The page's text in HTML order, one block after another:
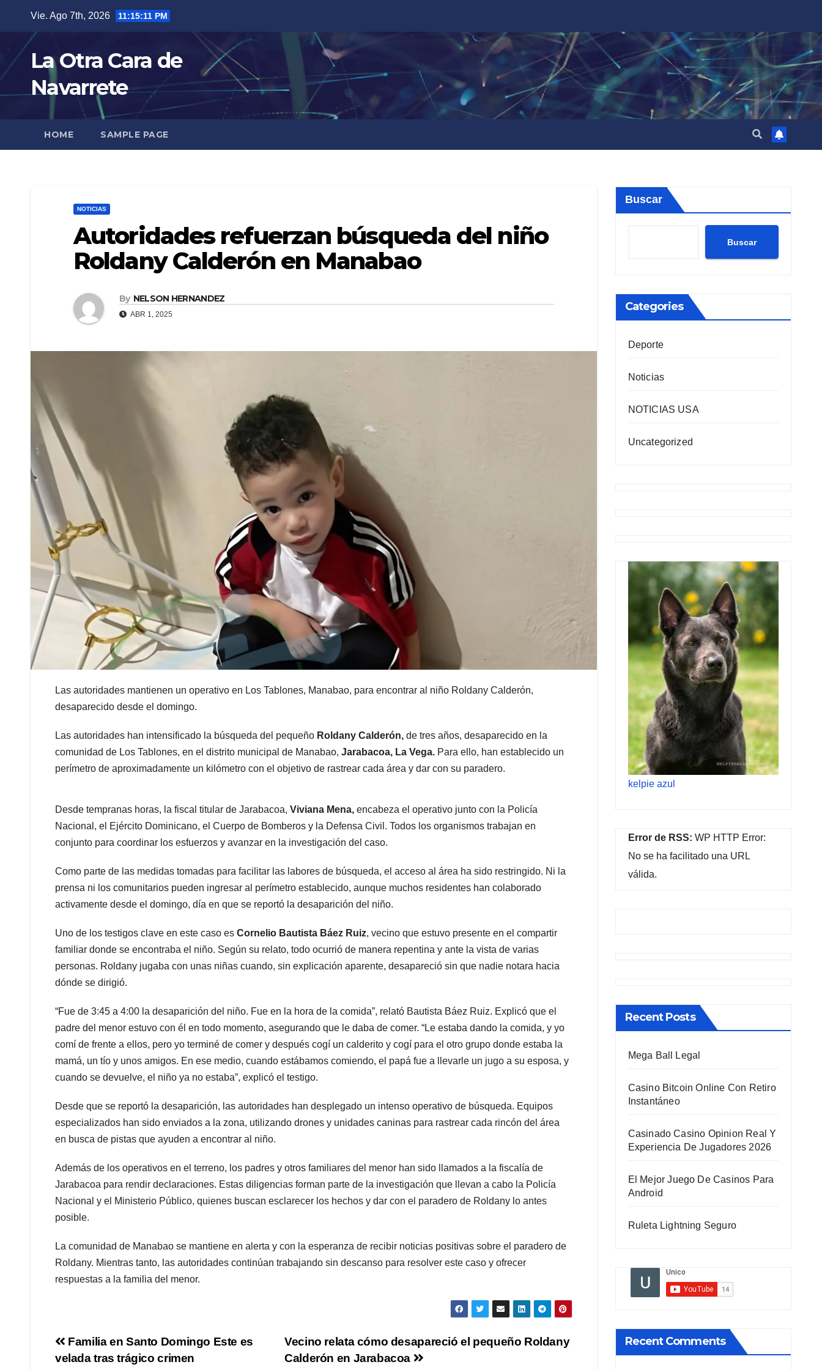
content
Vie. Ago 7th, 2026 11:15:12 PM
La Otra Cara de
Navarrete
HOME SAMPLE PAGE
NOTICIAS
Autoridades refuerzan búsqueda del niño
Roldany Calderón en Manabao
By NELSON HERNANDEZ
ABR 1, 2025
Las autoridades mantienen un operativo en Los Tablones, Manabao, para encontrar al niño Roldany Calderón,
desaparecido desde el domingo.
Las autoridades han intensificado la búsqueda del pequeño Roldany Calderón, de tres años, desaparecido en la
comunidad de Los Tablones, en el distrito municipal de Manabao, Jarabacoa, La Vega. Para ello, han establecido un
perímetro de aproximadamente un kilómetro con el objetivo de rastrear cada área y dar con su paradero.
Desde tempranas horas, la fiscal titular de Jarabacoa, Viviana Mena, encabeza el operativo junto con la Policía
Nacional, el Ejército Dominicano, el Cuerpo de Bomberos y la Defensa Civil. Todos los organismos trabajan en
conjunto para coordinar los esfuerzos y avanzar en la investigación del caso.
Como parte de las medidas tomadas para facilitar las labores de búsqueda, el acceso al área ha sido restringido. Ni la
prensa ni los comunitarios pueden ingresar al perímetro establecido, aunque muchos residentes han colaborado
activamente desde el domingo, día en que se reportó la desaparición del niño.
Uno de los testigos clave en este caso es Cornelio Bautista Báez Ruiz, vecino que estuvo presente en el compartir
familiar donde se encontraba el niño. Según su relato, todo ocurrió de manera repentina y ante la vista de varias
personas. Roldany jugaba con unas niñas cuando, sin explicación aparente, desapareció sin que nadie notara hacia
dónde se dirigió.
“Fue de 3:45 a 4:00 la desaparición del niño. Fue en la hora de la comida”, relató Bautista Báez Ruiz. Explicó que el
padre del menor estuvo con él en todo momento, asegurando que le daba de comer. “Le estaba dando la comida, y yo
comí de frente a ellos, pero yo terminé de comer y después cogí un calderito y cogí para el otro grupo donde estaba la
mamá, un tío y unos amigos. En ese medio, cuando estábamos comiendo, el papá fue a llevarle un jugo a su esposa, y
cuando se devuelve, el niño ya no estaba”, explicó el testigo.
Desde que se reportó la desaparición, las autoridades han desplegado un intenso operativo de búsqueda. Equipos
especializados han sido enviados a la zona, utilizando drones y unidades caninas para rastrear cada rincón del área
en busca de pistas que ayuden a encontrar al niño.
Además de los operativos en el terreno, los padres y otros familiares del menor han sido llamados a la fiscalía de
Jarabacoa para rendir declaraciones. Estas diligencias forman parte de la investigación que llevan a cabo la Policía
Nacional y el Ministerio Público, quienes buscan esclarecer los hechos y dar con el paradero de Roldany lo antes
posible.
La comunidad de Manabao se mantiene en alerta y con la esperanza de recibir noticias positivas sobre el paradero de
Roldany. Mientras tanto, las autoridades continúan trabajando sin descanso para resolver este caso y ofrecer
respuestas a la familia del menor.
Navegación
Vecino relata cómo desapareció el pequeño Roldany
Calderón en Jarabacoa
Familia en Santo Domingo Este es
velada tras trágico crimen
Buscar
Buscar
Categories
Deporte
Noticias
NOTICIAS USA
Uncategorized
kelpie azul
Error de RSS: WP HTTP Error:
No se ha facilitado una URL
válida.
Recent Posts
Mega Ball Legal
Casino Bitcoin Online Con Retiro
Instantáneo
Casinado Casino Opinion Real Y
Experiencia De Jugadores 2026
El Mejor Juego De Casinos Para
Android
Ruleta Lightning Seguro
Recent Comments